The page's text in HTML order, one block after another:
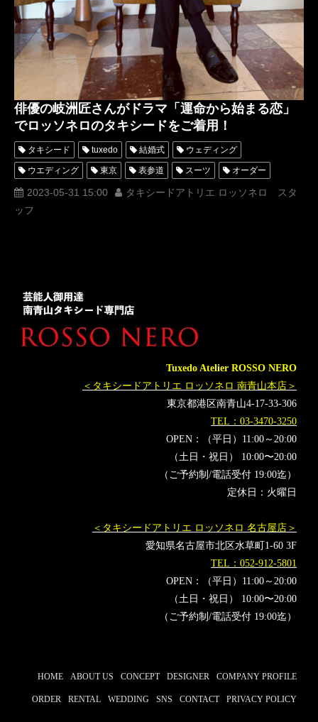
南圭介 嶋谷海志 特撮 スロパチステーション
おかのやともか ANRI
俳優の岐洲匠さんがドラマ「運命から始まる恋」
でロッソネロのタキシードをご着用！
タキシード tuxedo 結婚式 ウェディング
ウエディング 東京 表参道 スーツ オーダー
レンタル オーダータキシード レンタルタキシード
ロッソネロ
レンタルタキシード名古屋
タキシードオーダー東京
タキシード靴 青山 神奈川 レディースタキシード
命中注定我愛你
2023-05-31 15:00
タキシードアトリエ ロッソネロ スタ
ッフ
Tuxedo Atelier ROSSO NERO
＜タキシードアトリエ ロッソネロ 南青山本店＞
東京都港区南青山4-17-33-306
TEL：03-3470-3250
OPEN：（平日）11:00～20:00
（土日・祝日） 10:00〜20:00
（ご予約制/電話受付 19:00迄）
定休日：火曜日
＜タキシードアトリエ ロッソネロ 名古屋店＞
愛知県名古屋市北区水草町1-60 3F
TEL：052-912-5801
OPEN：（平日）11:00～20:00
（土日・祝日） 10:00〜20:00
（ご予約制/電話受付 19:00迄）
HOME ABOUT US CONCEPT DESIGNER COMPANY PROFILE
ORDER RENTAL WEDDING SNS CONTACT PRIVACY POLICY